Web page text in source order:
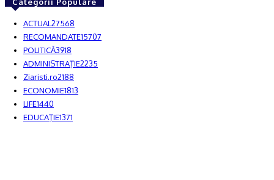
ACTUAL 27568
RECOMANDATE15707
POLITICĂ3918
ADMINISTRAŢIE2235
Ziaristi.ro2188
ECONOMIE1813
LIFE1440
EDUCAŢIE1371